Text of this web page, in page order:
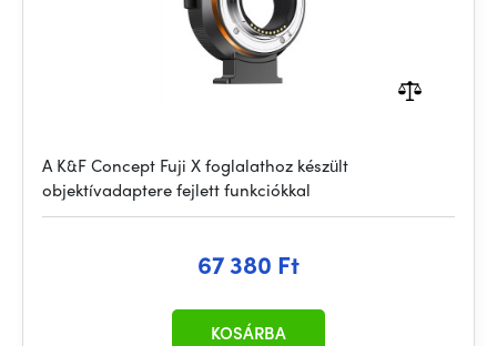
A K&F Concept Fuji X foglalathoz készült
objektívadaptere fejlett funkciókkal
67 380 Ft
KOSÁRBA